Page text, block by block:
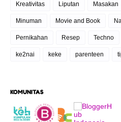
Kreativitas Liputan Masakan
Minuman Movie and Book
Pernikahan Resep Techno
ke2nai keke parenteen
KOMUNITAS